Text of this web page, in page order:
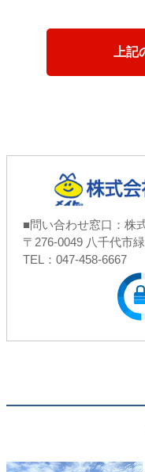
■問い合わせ窓口：株
〒276-0049 八千代市
TEL：047-458-6667